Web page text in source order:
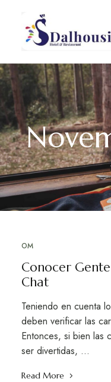
OM
Conocer
Chat
Teniendo en cuenta
deben verificar las
Entonces, si bien las
ser divertidas, …
Read More